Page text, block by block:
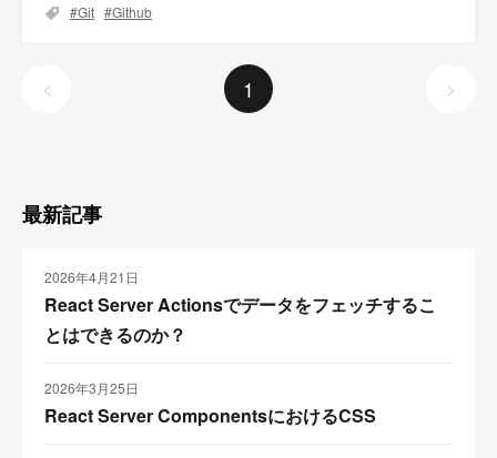
Git Github
< 1 >
最新記事
2026年4月21日
React Server Actionsでデータをフェッチするこ
とはできるのか？
2026年3月25日
React Server ComponentsにおけるCSS